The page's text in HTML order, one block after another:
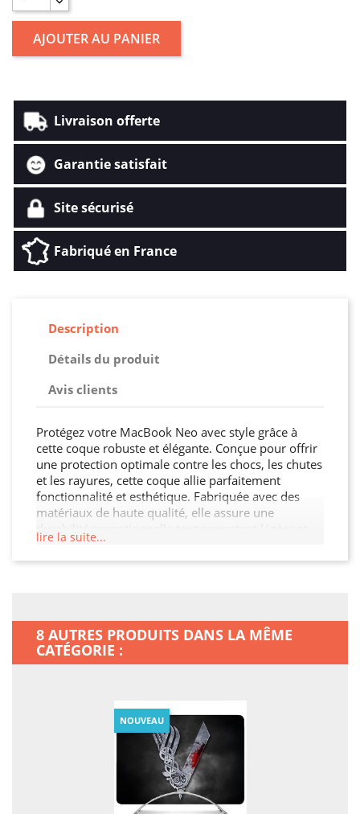
AJOUTER AU PANIER
Livraison offerte
Garantie satisfait
Site sécurisé
Fabriqué en France
Description
Détails du produit
Avis clients
Protégez votre MacBook Neo avec style grâce à
cette coque robuste et élégante. Conçue pour offrir
une protection optimale contre les chocs, les chutes
et les rayures, cette coque allie parfaitement
fonctionnalité et esthétique. Fabriquée avec des
matériaux de haute qualité, elle assure une
facile à manipuler. Son design moderne et raffiné
s'adapte à votre MacBook Neo tout en offrant un
lire la suite...
8 AUTRES PRODUITS DANS LA MÊME
CATÉGORIE :
NOUVEAU